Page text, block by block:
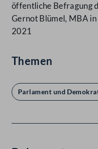
öffentliche Befragung
Gernot Blümel, MBA
2021
Themen
Parlament und